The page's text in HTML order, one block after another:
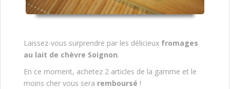
Laissez-vous surprendre par les délicieux fromages
au lait de chèvre Soignon.
En ce moment, achetez 2 articles de la gamme et le
moins cher vous sera remboursé !